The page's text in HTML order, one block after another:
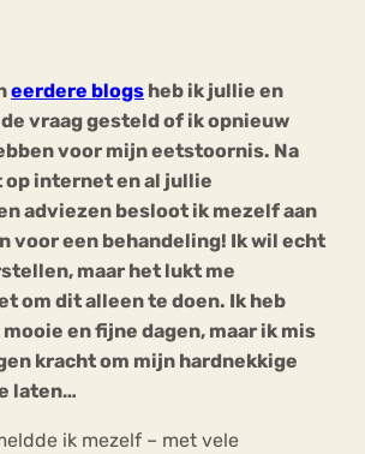
eerdere blogs heb ik jullie en
vraag gesteld of ik opnieuw
voor mijn eetstoornis. Na
internet en al jullie
adviezen besloot ik mezelf aan
voor een behandeling! Ik wil echt
maar het lukt me
om dit alleen te doen. Ik heb
en fijne dagen, maar ik mis
kracht om mijn hardnekkige
laten…
ik mezelf – met vele
Chat
Forum
Anorexia Nervosa
Piekeren Sport
Trauma
Afvallen Angst